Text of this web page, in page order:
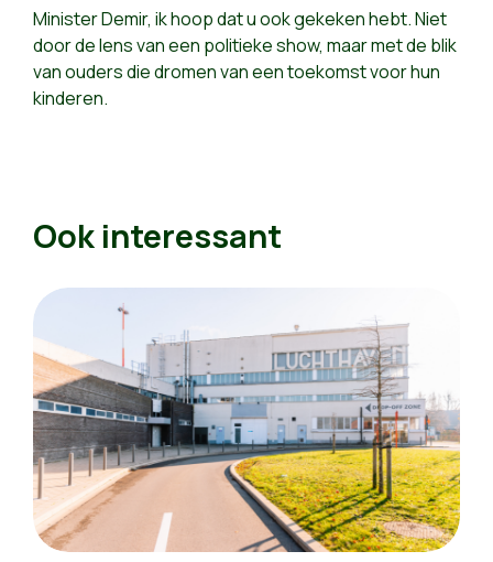
Minister Demir, ik hoop dat u ook gekeken hebt. Niet
door de lens van een politieke show, maar met de blik
van ouders die dromen van een toekomst voor hun
kinderen.
Ook interessant